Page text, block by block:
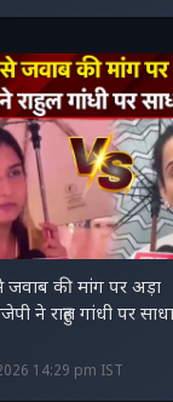
जवाब की मांग पर अड़ा
ने राहुल गांधी पर साधा
14:29 pm IST